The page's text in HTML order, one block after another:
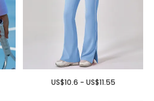
US$10.6 - US$11.55